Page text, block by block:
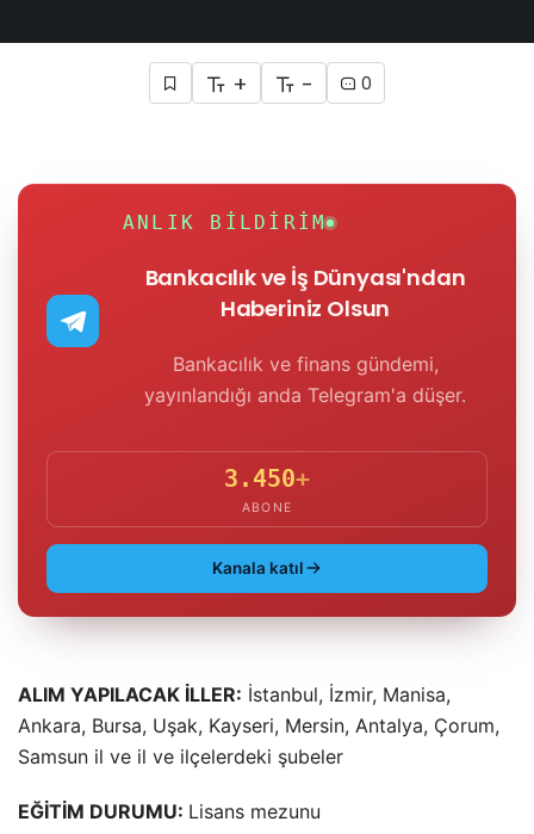
+ - 0
ANLIK BILDIRIM
Bankacılık ve İş Dünyası'ndan
Haberiniz Olsun
Bankacılık ve finans gündemi,
yayınlandığı anda Telegram'a düşer.
3.450+
ABONE
Kanala katıl
ALIM YAPILACAK İLLER: İstanbul, İzmir, Manisa,
Ankara, Bursa, Uşak, Kayseri, Mersin, Antalya, Çorum,
Samsun il ve il ve ilçelerdeki şubeler
EĞİTİM DURUMU: Lisans mezunu